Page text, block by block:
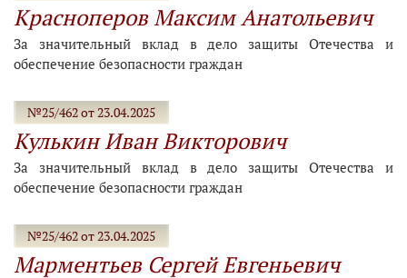
Красноперов Максим Анатольевич
За значительный вклад в дело защиты Отечества и
обеспечение безопасности граждан
№25/462 от 23.04.2025
Кулькин Иван Викторович
За значительный вклад в дело защиты Отечества и
обеспечение безопасности граждан
№25/462 от 23.04.2025
Марментьев Сергей Евгеньевич